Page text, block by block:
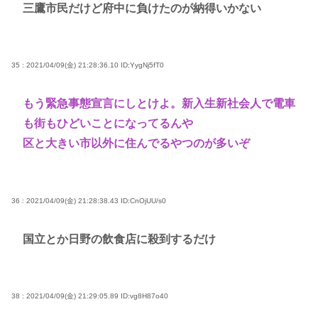
三鷹市民だけど府中に負けたのが納得いかない
35 : 2021/04/09(金) 21:28:36.10 ID:YygNj5fT0
もう緊急事態宣言にしとけよ。新入生新社会人で電車
も街もひどいことになってるんや
区と大きい市以外に住んでるやつのが多いぞ
36 : 2021/04/09(金) 21:28:38.43 ID:CnOjUU/s0
国立とか日野の飲食店に殺到するだけ
38 : 2021/04/09(金) 21:29:05.89 ID:vg8H87o40